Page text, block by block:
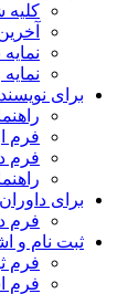
کلیه
برای
فرم
فرم
برای داوران
فرم
ثبت نام و
فرم
فرم